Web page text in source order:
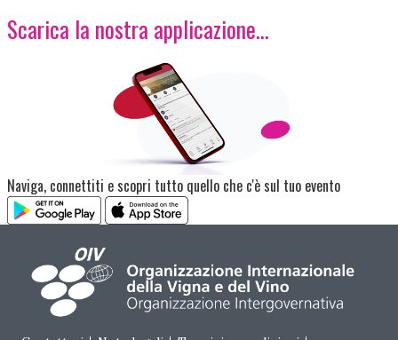
Scarica la nostra applicazione...
Immagine
Naviga, connettiti e scopri tutto quello che c'è sul tuo evento